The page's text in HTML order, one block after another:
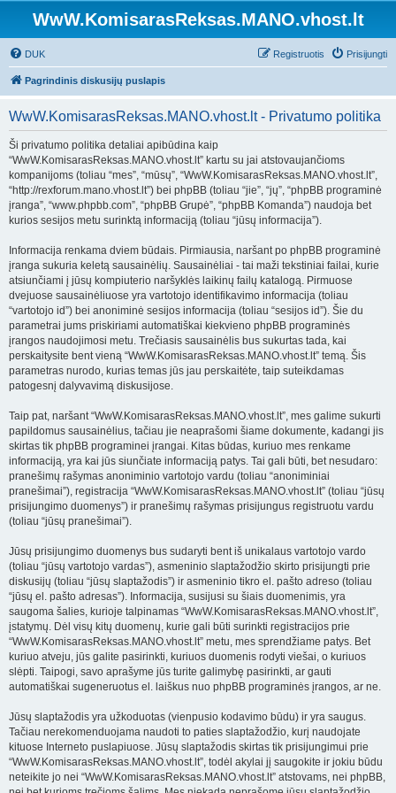
WwW.KomisarasReksas.MANO.vhost.lt
DUK Prisijungti
Registruotis
Pagrindinis diskusijų puslapis
WwW.KomisarasReksas.MANO.vhost.lt - Privatumo politika
Ši privatumo politika detaliai apibūdina kaip
“WwW.KomisarasReksas.MANO.vhost.lt” kartu su jai atstovaujančioms
kompanijoms (toliau “mes”, “mūsų”, “WwW.KomisarasReksas.MANO.vhost.lt”,
“http://rexforum.mano.vhost.lt”) bei phpBB (toliau “jie”, “jų”, “phpBB programinė
įranga”, “www.phpbb.com”, “phpBB Grupė”, “phpBB Komanda”) naudoja bet
kurios sesijos metu surinktą informaciją (toliau “jūsų informacija”).
Informacija renkama dviem būdais. Pirmiausia, naršant po phpBB programinė
įranga sukuria keletą sausainėlių. Sausainėliai - tai maži tekstiniai failai, kurie
atsiunčiami į jūsų kompiuterio naršyklės laikinų failų katalogą. Pirmuose
dvejuose sausainėliuose yra vartotojo identifikavimo informacija (toliau
“vartotojo id”) bei anoniminė sesijos informacija (toliau “sesijos id”). Šie du
parametrai jums priskiriami automatiškai kiekvieno phpBB programinės
įrangos naudojimosi metu. Trečiasis sausainėlis bus sukurtas tada, kai
perskaitysite bent vieną “WwW.KomisarasReksas.MANO.vhost.lt” temą. Šis
parametras nurodo, kurias temas jūs jau perskaitėte, taip suteikdamas
patogesnį dalyvavimą diskusijose.
Taip pat, naršant “WwW.KomisarasReksas.MANO.vhost.lt”, mes galime sukurti
papildomus sausainėlius, tačiau jie neaprašomi šiame dokumente, kadangi jis
skirtas tik phpBB programinei įrangai. Kitas būdas, kuriuo mes renkame
informaciją, yra kai jūs siunčiate informaciją patys. Tai gali būti, bet nesudaro:
pranešimų rašymas anoniminio vartotojo vardu (toliau “anoniminiai
pranešimai”), registracija “WwW.KomisarasReksas.MANO.vhost.lt” (toliau “jūsų
prisijungimo duomenys”) ir pranešimų rašymas prisijungus registruotu vardu
(toliau “jūsų pranešimai”).
Jūsų prisijungimo duomenys bus sudaryti bent iš unikalaus vartotojo vardo
(toliau “jūsų vartotojo vardas”), asmeninio slaptažodžio skirto prisijungti prie
diskusijų (toliau “jūsų slaptažodis”) ir asmeninio tikro el. pašto adreso (toliau
“jūsų el. pašto adresas”). Informacija, susijusi su šiais duomenimis, yra
saugoma šalies, kurioje talpinamas “WwW.KomisarasReksas.MANO.vhost.lt”,
įstatymų. Dėl visų kitų duomenų, kurie gali būti surinkti registracijos prie
“WwW.KomisarasReksas.MANO.vhost.lt” metu, mes sprendžiame patys. Bet
kuriuo atveju, jūs galite pasirinkti, kuriuos duomenis rodyti viešai, o kuriuos
slėpti. Taipogi, savo aprašyme jūs turite galimybę pasirinkti, ar gauti
automatiškai sugeneruotus el. laiškus nuo phpBB programinės įrangos, ar ne.
Jūsų slaptažodis yra užkoduotas (vienpusio kodavimo būdu) ir yra saugus.
Tačiau nerekomenduojama naudoti to paties slaptažodžio, kurį naudojate
kituose Interneto puslapiuose. Jūsų slaptažodis skirtas tik prisijungimui prie
“WwW.KomisarasReksas.MANO.vhost.lt”, todėl akylai jį saugokite ir jokiu būdu
neteikite jo nei “WwW.KomisarasReksas.MANO.vhost.lt” atstovams, nei phpBB,